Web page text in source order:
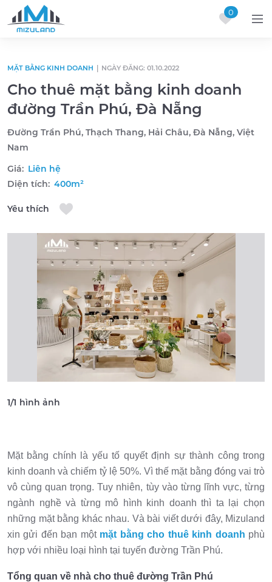
0
MẶT BẰNG KINH DOANH NGÀY ĐĂNG: 01.10.2022
Cho thuê mặt bằng kinh doanh
đường Trần Phú, Đà Nẵng
Đường Trần Phú, Thạch Thang, Hải Châu, Đà Nẵng, Việt
Nam
Giá: Liên hệ
Diện tích: 400m²
Yêu thích
1/1 hình ảnh
Mặt bằng chính là yếu tố quyết định sự thành công trong
kinh doanh và chiếm tỷ lệ 50%. Vì thế mặt bằng đóng vai trò
vô cùng quan trọng. Tuy nhiên, tùy vào từng lĩnh vực, từng
ngành nghề và từng mô hình kinh doanh thì ta lại chọn
những mặt bằng khác nhau. Và bài viết dưới đây, Mizuland
xin gửi đến bạn một mặt bằng cho thuê kinh doanh phù
hợp với nhiều loại hình tại tuyến đường Trần Phú.
Tổng quan về nhà cho thuê đường Trần Phú